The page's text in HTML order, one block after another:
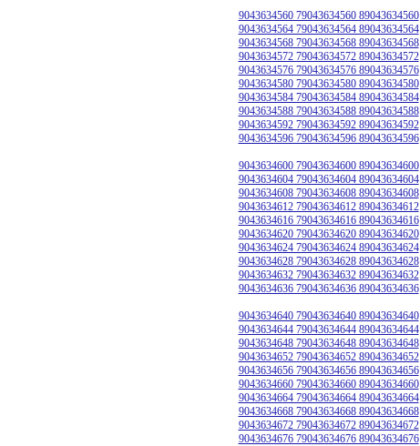
9043634560 79043634560 89043634560
9043634564 79043634564 89043634564
9043634568 79043634568 89043634568
9043634572 79043634572 89043634572
9043634576 79043634576 89043634576
9043634580 79043634580 89043634580
9043634584 79043634584 89043634584
9043634588 79043634588 89043634588
9043634592 79043634592 89043634592
9043634596 79043634596 89043634596
9043634600 79043634600 89043634600
9043634604 79043634604 89043634604
9043634608 79043634608 89043634608
9043634612 79043634612 89043634612
9043634616 79043634616 89043634616
9043634620 79043634620 89043634620
9043634624 79043634624 89043634624
9043634628 79043634628 89043634628
9043634632 79043634632 89043634632
9043634636 79043634636 89043634636
9043634640 79043634640 89043634640
9043634644 79043634644 89043634644
9043634648 79043634648 89043634648
9043634652 79043634652 89043634652
9043634656 79043634656 89043634656
9043634660 79043634660 89043634660
9043634664 79043634664 89043634664
9043634668 79043634668 89043634668
9043634672 79043634672 89043634672
9043634676 79043634676 89043634676